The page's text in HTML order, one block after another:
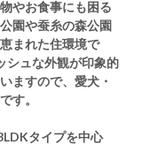
やお食事にも困る
園や蚕糸の森公園
まれた住環境で
シュな外観が印象的
ますので、愛犬・
す。
タイプを中心